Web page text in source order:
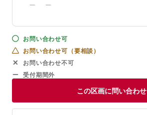
お問い合わせ可
お問い合わせ可（要相談）
お問い合わせ不可
受付期間外
この区画に問い合わせ